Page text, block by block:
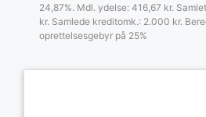
24,87%. Mdl. ydelse: 416,67 kr.
kr. Samlede kreditomk.: 2.000 kr.
oprettelsesgebyr på 25%